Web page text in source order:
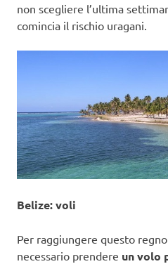
non scegliere l’ultima
comincia il rischio uragani.
Belize: voli
Per raggiungere questo
necessario prendere un volo